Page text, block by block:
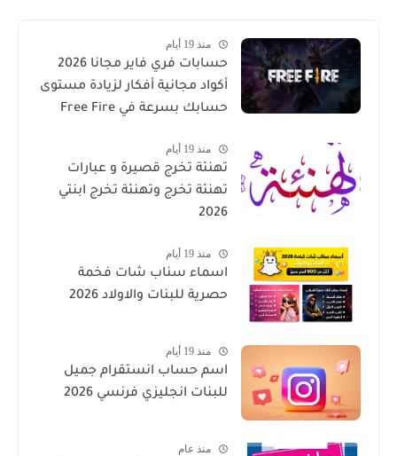
منذ 19 أيام
حسابات فري فاير مجانا 2026
أكواد مجانية أفكار لزيادة مستوى
حسابك بسرعة في Free Fire
منذ 19 أيام
تهنئة تخرج قصيرة و عبارات
تهنئة تخرج وتهنئة تخرج ابنتي
2026
منذ 19 أيام
اسماء سناب شات فخمة
حصرية للبنات والاولاد 2026
منذ 19 أيام
اسم حساب انستقرام جميل
للبنات انجليزي فرنسي 2026
منذ عام